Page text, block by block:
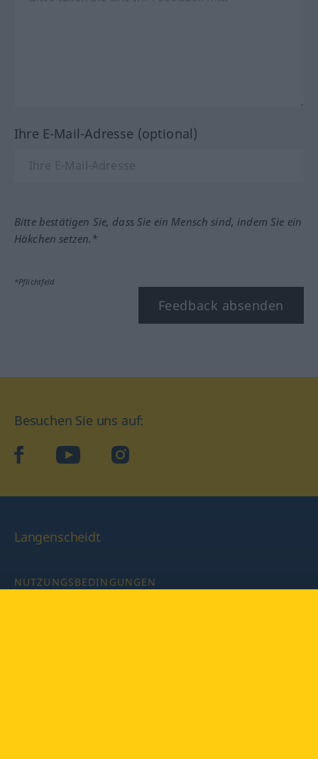
Ihre E-Mail-Adresse (optional)
Bitte bestätigen Sie, dass Sie ein Mensch sind, indem Sie ein
Häkchen setzen.*
*Pflichtfeld
Feedback absenden
Besuchen Sie uns auf:
facebookYouTube Instagram
Langenscheidt
NUTZUNGSBEDINGUNGEN